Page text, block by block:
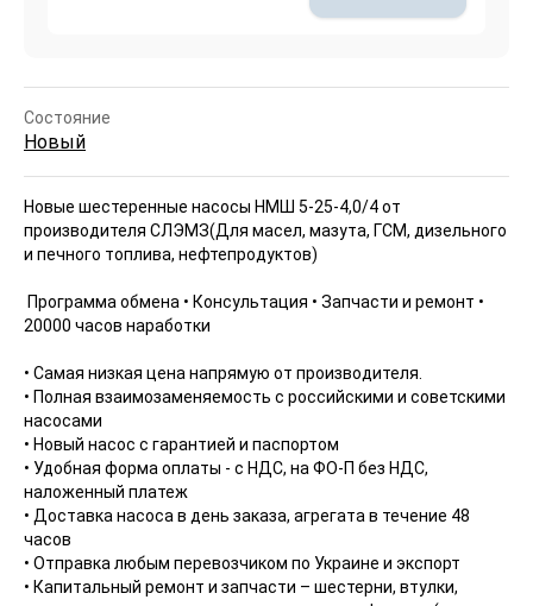
Состояние
Новый
Новые шестеренные насосы НМШ 5-25-4,0/4 от
производителя СЛЭМЗ(Для масел, мазута, ГСМ, дизельного
и печного топлива, нефтепродуктов)
️ Программа обмена ️• Консультация ️• Запчасти и ремонт ️•
20000 часов наработки ️
• Самая низкая цена напрямую от производителя.
• Полная взаимозаменяемость с российскими и советскими
насосами
• Новый насос с гарантией и паспортом
• Удобная форма оплаты - с НДС, на ФО-П без НДС,
наложенный платеж
• Доставка насоса в день заказа, агрегата в течение 48
часов
• Отправка любым перевозчиком по Украине и экспорт
• Капитальный ремонт и запчасти – шестерни, втулки,